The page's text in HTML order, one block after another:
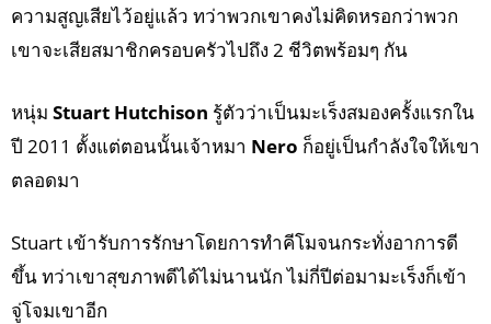
ความสูญเสียไว้อยู่แล้ว ทว่าพวกเขาคงไม่คิดหรอกว่าพวก
เขาจะเสียสมาชิกครอบครัวไปถึง 2 ชีวิตพร้อมๆ กัน
หนุ่ม Stuart Hutchison รู้ตัวว่าเป็นมะเร็งสมองครั้งแรกใน
ปี 2011 ตั้งแต่ตอนนั้นเจ้าหมา Nero ก็อยู่เป็นกำลังใจให้เขา
ตลอดมา
Stuart เข้ารับการรักษาโดยการทำคีโมจนกระทั่งอาการดี
ขึ้น ทว่าเขาสุขภาพดีได้ไม่นานนัก ไม่กี่ปีต่อมามะเร็งก็เข้า
จู่โจมเขาอีก